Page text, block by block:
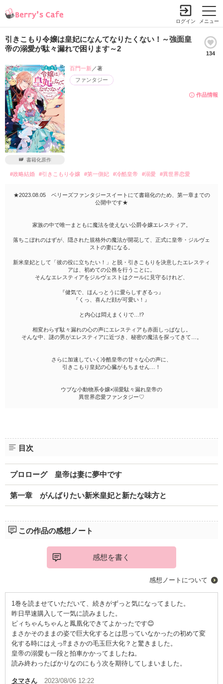
メニュー
ログイン
引きこもり令嬢は皇妃になんてなりたくない！～強面皇
帝の溺愛が駄々漏れで困ります～2
134
作品情報
ファンタジー
百門一新 ／著
書籍化原作
#政略結婚 #引きこもり令嬢 #第一側妃 #冷酷皇帝 #溺愛 #異世界恋愛
★2023.08.05 ベリーズファンタジースイートにて書籍化のため、第一章までの
公開中です★
家族の中で唯一まともに魔法を使えない公爵令嬢エレスティア。
落ちこぼれのはずが、隠された規格外の魔法が開花して、正式に皇帝・ジルヴェ
ストの妻になる。
新米皇妃として「彼の役に立ちたい！」と脱・引きこもりを決意したエレスティ
アは、初めての公務を行うことに。
そんなエレスティアをジルヴェストはクールに見守るけれど、
『健気で、ほんっとうに愛らしすぎるっ』
『くっ、喜んだ顔が可愛い！』
と内心は悶えまくりで…!?
相変わらず駄々漏れの心の声にエレスティアも赤面しっぱなし。
そんな中、謎の男がエレスティアに近づき、秘密の魔法を探ってきて…。
さらに加速していく冷酷皇帝の甘々な心の声に、
引きこもり皇妃の心臓がもちません…！
ウブな小動物系令嬢×溺愛駄々漏れ皇帝の
異世界恋愛ファンタジー♡
目次
プロローグ 皇帝は妻に夢中です
第一章 がんばりたい新米皇妃と新たな味方と
この作品の感想ノート
感想を書く
感想ノートについて
1巻を読ませていただいて、続きがずっと気になってました。
昨日早速購入して一気に読みました。
ピィちゃんちゃんと鳳凰化できてよかったです😊
まさかそのままの姿で巨大化するとは思っていなかったの初めて変
化する時にはえっ⁉️まさかの毛玉巨大化？と驚きました。
皇帝の溺愛も一段と拍車かかってましたね。
読み終わったばかりなのにもう次を期待してしまいました。
タマさん 2023/08/06 12:22